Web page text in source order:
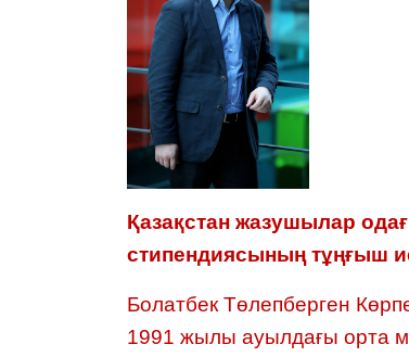
Қазақстан жазушылар
стипендиясының тұңғыш
Болатбек Төлепберген
1991 жылы ауылдағы орта